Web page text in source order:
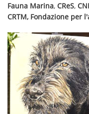
Fauna Marina, CReS,
CRTM, Fondazione per